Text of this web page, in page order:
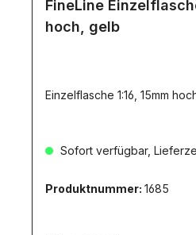
FineLine
hoch, gelb
Einzelflasche 1:16, 15mm
Sofort verfügbar,
Produktnummer: 1685